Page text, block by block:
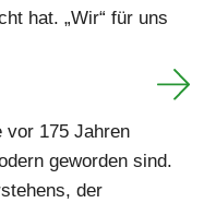
hat. „Wir“ für uns
vor 175 Jahren
geworden sind.
der